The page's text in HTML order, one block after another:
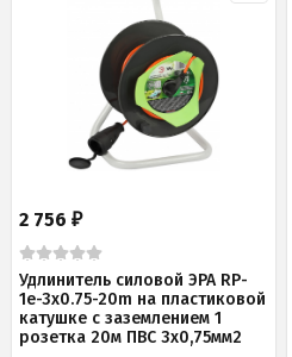
2 756 ₽
Удлинитель силовой ЭРА RP-
1e-3х0.75-20m на пластиковой
катушке c заземлением 1
розетка 20м ПВС 3х0,75мм2